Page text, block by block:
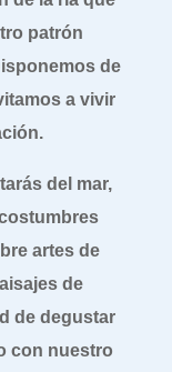
patrón
de
a vivir
del mar,
artes de
de
de degustar
con nuestro